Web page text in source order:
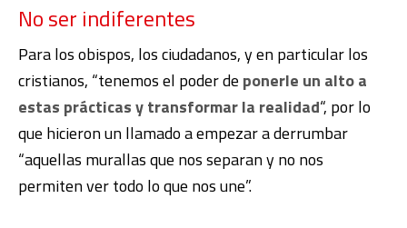
No ser indiferentes
Para los obispos, los ciudadanos, y en particular los
cristianos, “tenemos el poder de ponerle un alto a
estas prácticas y transformar la realidad“, por lo
que hicieron un llamado a empezar a derrumbar
“aquellas murallas que nos separan y no nos
permiten ver todo lo que nos une”.